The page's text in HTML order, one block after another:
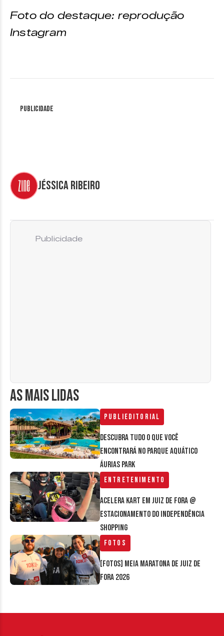
Foto do destaque: reprodução
Instagram
Publicidade
Jéssica Ribeiro
AS MAIS LIDAS
Publieditorial
Descubra tudo o que você
encontrará no parque aquático
Áurias Park
Entretenimento
Acelera Kart em Juiz de Fora @
estacionamento do Independência
Shopping
Fotos
[FOTOS] Meia Maratona de Juiz de
Fora 2026
Publicidade